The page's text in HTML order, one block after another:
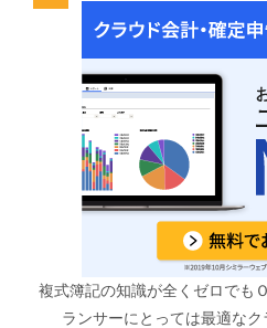
複式簿記の知識が全くゼロでも
ランサーにとっては最適なク